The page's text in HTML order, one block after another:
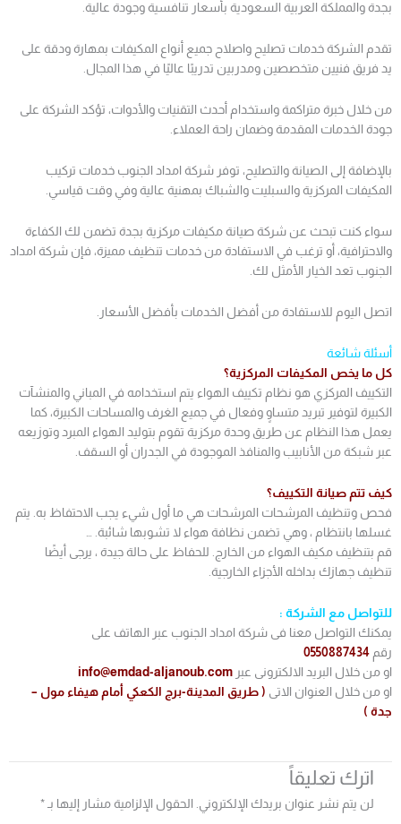
بجدة والمملكة العربية السعودية بأسعار تنافسية وجودة عالية.
تقدم الشركة خدمات تصليح واصلاح جميع أنواع المكيفات بمهارة ودقة على
يد فريق فنيين متخصصين ومدربين تدريبًا عاليًا في هذا المجال.
من خلال خبرة متراكمة واستخدام أحدث التقنيات والأدوات، تؤكد الشركة على
جودة الخدمات المقدمة وضمان راحة العملاء.
بالإضافة إلى الصيانة والتصليح، توفر شركة امداد الجنوب خدمات تركيب
المكيفات المركزية والسبليت والشباك بمهنية عالية وفي وقت قياسي.
سواء كنت تبحث عن شركة صيانة مكيفات مركزية بجدة تضمن لك الكفاءة
والاحترافية، أو ترغب في الاستفادة من خدمات تنظيف مميزة، فإن شركة امداد
الجنوب تعد الخيار الأمثل لك.
اتصل اليوم للاستفادة من أفضل الخدمات بأفضل الأسعار.
أسئلة شائعة
كل ما يخص المكيفات المركزية؟
التكييف المركزي هو نظام تكييف الهواء يتم استخدامه في المباني والمنشآت
الكبيرة لتوفير تبريد متساوٍ وفعال في جميع الغرف والمساحات الكبيرة، كما
يعمل هذا النظام عن طريق وحدة مركزية تقوم بتوليد الهواء المبرد وتوزيعه
عبر شبكة من الأنابيب والمنافذ الموجودة في الجدران أو السقف.
كيف تتم صيانة التكييف؟
فحص وتنظيف المرشحات المرشحات هي ما أول شيء يجب الاحتفاظ به. يتم
غسلها بانتظام ، وهي تضمن نظافة هواء لا تشوبها شائبة. …
قم بتنظيف مكيف الهواء من الخارج. للحفاظ على حالة جيدة ، يرجى أيضًا
تنظيف جهازك بداخله الأجزاء الخارجية.
للتواصل مع الشركة :
يمكنك التواصل معنا فى شركة امداد الجنوب عبر الهاتف على
رقم 0550887434
او من خلال البريد الالكترونى عبر info@emdad-aljanoub.com
او من خلال العنوان الاتى ( طريق المدينة-برج الكعكي أمام هيفاء مول –
جدة )
اترك تعليقاً
لن يتم نشر عنوان بريدك الإلكتروني. الحقول الإلزامية مشار إليها بـ *